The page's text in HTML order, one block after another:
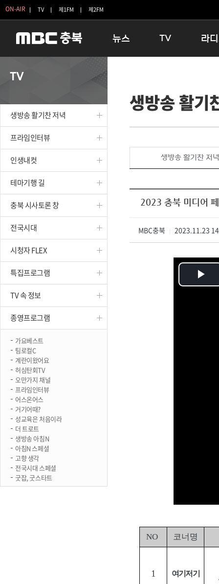
ON-AIR TV 제1FM 제2FM
뉴스
보은
옥천
TV
인생내컷
테마기행 길
시청자 FLEX
특집프로그램
종영프로그램
라
16:00
우리 고
TV
생방송 활기찬 저녁
프라임인터뷰
인생내컷
테마기행 길
충북 시사토론 창
전국시대
시청자 FLEX
특집프로그램
TV 속 정보
종영프로그램
가요베스트
팀로컬C
계란이왔어요
허심탄회TV
오만가지 채널
프라임인터뷰
어스온어스
거기어때?
성교육은 처음이라
더 트로트
생방송 아침N
아침N 스페셜
고향 생각
전국시대 스페셜
굿잡, 굿스타트
생방송 활기
생방송 활기찬 저녁
2023 충북 미디어
MBC충북 2023.11.23
NO 코너명
1 여기저기